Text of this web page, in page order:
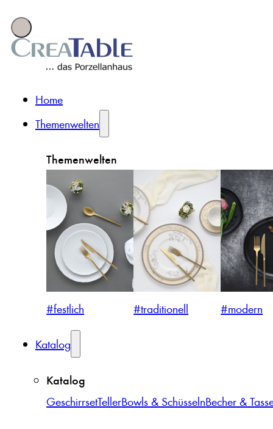
Home
Themenwelten
Themenwelten
#festlich #traditionell #modern
Katalog
Katalog
GeschirrsetTellerBowls & SchüsselnBecher &